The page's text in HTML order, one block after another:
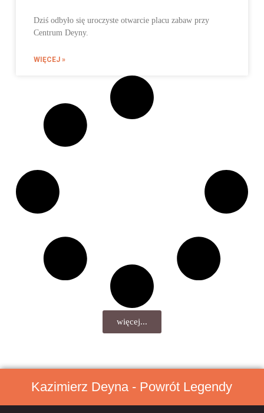
Dziś odbyło się uroczyste otwarcie placu zabaw przy
Centrum Deyny.
WIĘCEJ »
więcej...
Kazimierz Deyna - Powrót Legendy